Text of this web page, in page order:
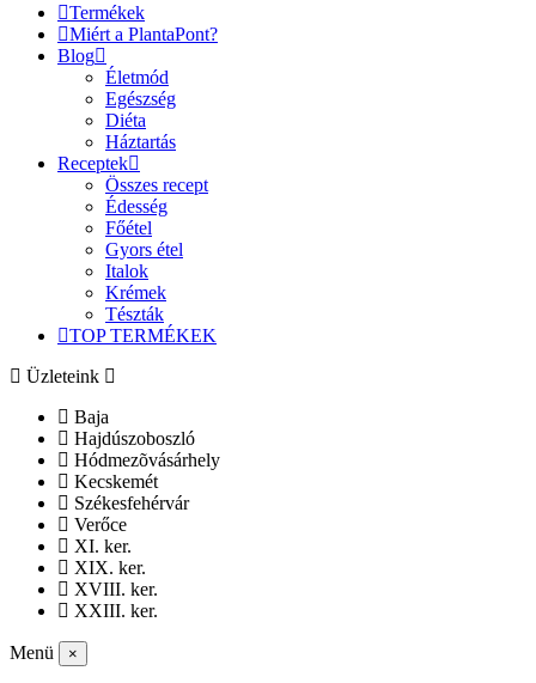
Termékek
Miért a PlantaPont?
Blog
Életmód
Egészség
Diéta
Háztartás
Receptek
Összes recept
Édesség
Főétel
Gyors étel
Italok
Krémek
Tészták
TOP TERMÉKEK
Üzleteink
Baja
Hajdúszoboszló
Hódmezõvásárhely
Kecskemét
Székesfehérvár
Verőce
XI. ker.
XIX. ker.
XVIII. ker.
XXIII. ker.
Menü ×